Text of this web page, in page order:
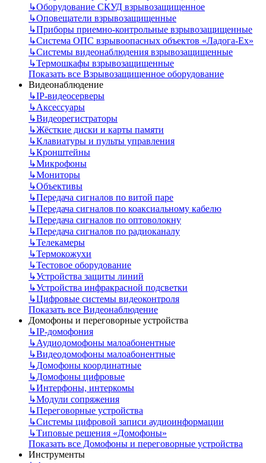
↳Оборудование СКУД взрывозащищенное
↳Оповещатели взрывозащищенные
↳Приборы приемно-контрольные взрывозащищенные
↳Система ОПС взрывоопасных объектов «Ладога-Ex»
↳Системы видеонаблюдения взрывозащищенные
↳Термошкафы взрывозащищенные
Показать все Взрывозащищенное оборудование
Видеонаблюдение
↳IP-видеосерверы
↳Аксессуары
↳Видеорегистраторы
↳Жёсткие диски и карты памяти
↳Клавиатуры и пульты управления
↳Кронштейны
↳Микрофоны
↳Мониторы
↳Объективы
↳Передача сигналов по витой паре
↳Передача сигналов по коаксиальному кабелю
↳Передача сигналов по оптоволокну
↳Передача сигналов по радиоканалу
↳Телекамеры
↳Термокожухи
↳Тестовое оборудование
↳Устройства защиты линий
↳Устройства инфракрасной подсветки
↳Цифровые системы видеоконтроля
Показать все Видеонаблюдение
Домофоны и переговорные устройства
↳IP-домофония
↳Аудиодомофоны малоабонентные
↳Видеодомофоны малоабонентные
↳Домофоны координатные
↳Домофоны цифровые
↳Интерфоны, интеркомы
↳Модули сопряжения
↳Переговорные устройства
↳Системы цифровой записи аудиоинформации
↳Типовые решения «Домофоны»
Показать все Домофоны и переговорные устройства
Инструменты